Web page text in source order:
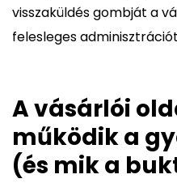
visszaküldés gombját a
felesleges
A vásárlói
működik a
(és mik a